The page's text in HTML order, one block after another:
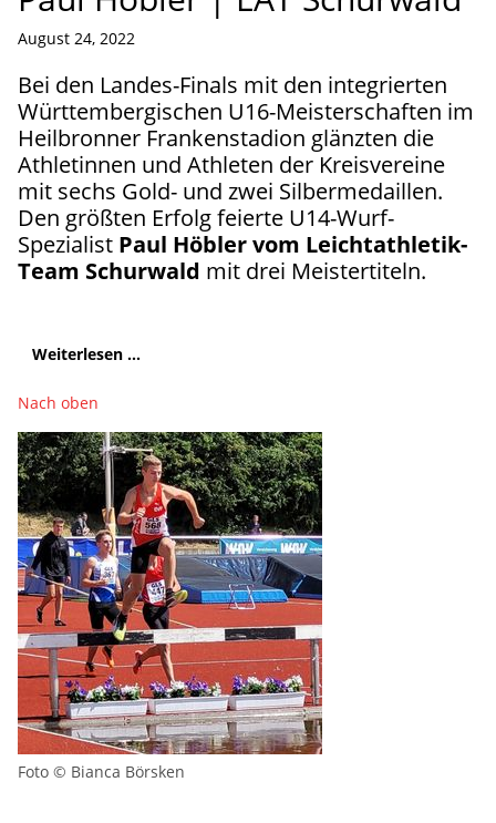
August 24, 2022
Bei den Landes-Finals mit den integrierten
Württembergischen U16-Meisterschaften im
Heilbronner Frankenstadion glänzten die
Athletinnen und Athleten der Kreisvereine
mit sechs Gold- und zwei Silbermedaillen.
Den größten Erfolg feierte U14-Wurf-
Spezialist Paul Höbler vom Leichtathletik-
Team Schurwald mit drei Meistertiteln.
Weiterlesen ...
Nach oben
Foto © Bianca Börsken